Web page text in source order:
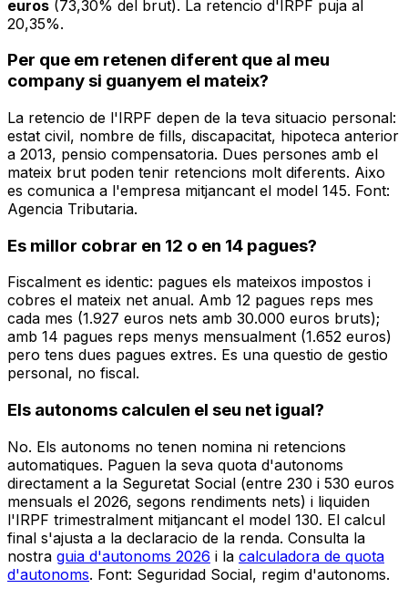
euros (73,30% del brut). La retencio d'IRPF puja al
20,35%.
Per que em retenen diferent que al meu
company si guanyem el mateix?
La retencio de l'IRPF depen de la teva situacio personal:
estat civil, nombre de fills, discapacitat, hipoteca anterior
a 2013, pensio compensatoria. Dues persones amb el
mateix brut poden tenir retencions molt diferents. Aixo
es comunica a l'empresa mitjancant el model 145. Font:
Agencia Tributaria.
Es millor cobrar en 12 o en 14 pagues?
Fiscalment es identic: pagues els mateixos impostos i
cobres el mateix net anual. Amb 12 pagues reps mes
cada mes (1.927 euros nets amb 30.000 euros bruts);
amb 14 pagues reps menys mensualment (1.652 euros)
pero tens dues pagues extres. Es una questio de gestio
personal, no fiscal.
Els autonoms calculen el seu net igual?
No. Els autonoms no tenen nomina ni retencions
automatiques. Paguen la seva quota d'autonoms
directament a la Seguretat Social (entre 230 i 530 euros
mensuals el 2026, segons rendiments nets) i liquiden
l'IRPF trimestralment mitjancant el model 130. El calcul
final s'ajusta a la declaracio de la renda. Consulta la
nostra guia d'autonoms 2026 i la calculadora de quota
d'autonoms. Font: Seguridad Social, regim d'autonoms.